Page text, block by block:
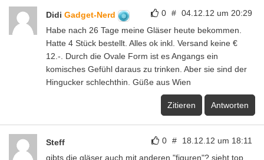
0 # 04.12.12 um 20:29
Didi Gadget-Nerd
Habe nach 26 Tage meine Gläser heute bekommen.
Hatte 4 Stück bestellt. Alles ok inkl. Versand keine €
12.-. Durch die Ovale Form ist es Angangs ein
komisches Gefühl daraus zu trinken. Aber sie sind der
Hingucker schlechthin. Güße aus Wien
Zitieren Antworten
0 # 18.12.12 um 18:11
Steff
gibts die gläser auch mit anderen "figuren"? sieht top